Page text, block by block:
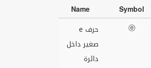
Symbol
Name
ⓔ
حرف e
صغير داخل
دائرة